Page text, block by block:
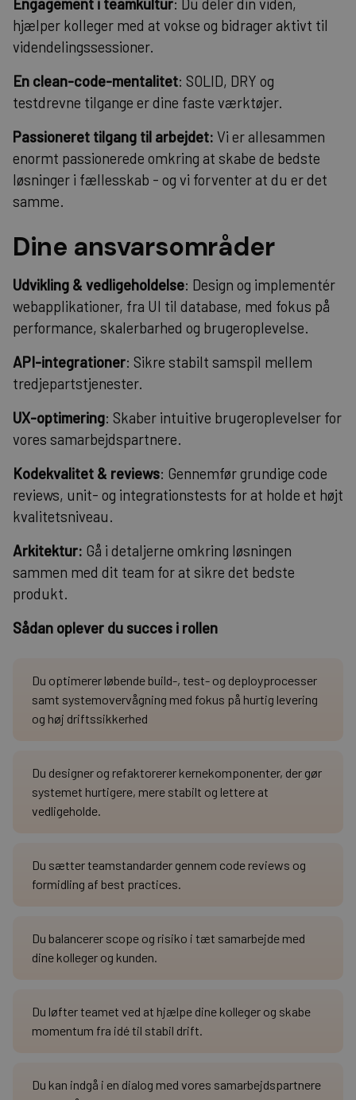
Engagement i teamkultur: Du deler din viden,
hjælper kolleger med at vokse og bidrager aktivt til
videndelingssessioner.
En clean-code-mentalitet: SOLID, DRY og
testdrevne tilgange er dine faste værktøjer.
Passioneret tilgang til arbejdet: Vi er allesammen
enormt passionerede omkring at skabe de bedste
løsninger i fællesskab - og vi forventer at du er det
samme.
Dine ansvarsområder
Udvikling & vedligeholdelse: Design og implementér
webapplikationer, fra UI til database, med fokus på
performance, skalerbarhed og brugeroplevelse.
API-integrationer: Sikre stabilt samspil mellem
tredjepartstjenester.
UX-optimering: Skaber intuitive brugeroplevelser for
vores samarbejdspartnere.
Kodekvalitet & reviews: Gennemfør grundige code
reviews, unit- og integrationstests for at holde et højt
kvalitetsniveau.
Arkitektur: Gå i detaljerne omkring løsningen
sammen med dit team for at sikre det bedste
produkt.
Sådan oplever du succes i rollen
Du optimerer løbende build-, test- og deployprocesser
samt systemovervågning med fokus på hurtig levering
og høj driftssikkerhed
Du designer og refaktorerer kernekomponenter, der gør
systemet hurtigere, mere stabilt og lettere at
vedligeholde.
Du sætter teamstandarder gennem code reviews og
formidling af best practices.
Du balancerer scope og risiko i tæt samarbejde med
dine kolleger og kunden.
Du løfter teamet ved at hjælpe dine kolleger og skabe
momentum fra idé til stabil drift.
Du kan indgå i en dialog med vores samarbejdspartnere